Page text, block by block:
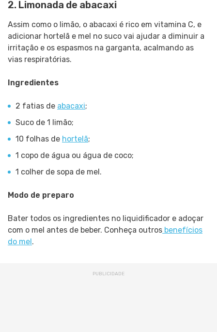
2. Limonada de abacaxi
Assim como o limão, o abacaxi é rico em vitamina C, e
adicionar hortelã e mel no suco vai ajudar a diminuir a
irritação e os espasmos na garganta, acalmando as
vias respiratórias.
Ingredientes
2 fatias de abacaxi;
Suco de 1 limão;
10 folhas de hortelã;
1 copo de água ou água de coco;
1 colher de sopa de mel.
Modo de preparo
Bater todos os ingredientes no liquidificador e adoçar
com o mel antes de beber. Conheça outros benefícios
do mel.